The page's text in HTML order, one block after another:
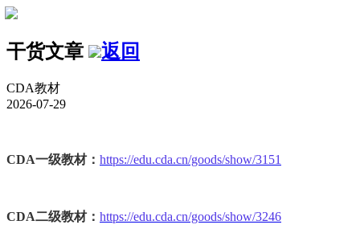
干货文章 返回
CDA教材
2026-07-29
CDA一级教材： https://edu.cda.cn/goods/show/3151
CDA二级教材： https://edu.cda.cn/goods/show/3246